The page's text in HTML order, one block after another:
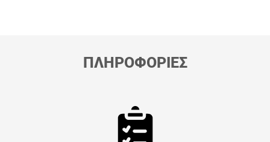
ΠΛΗΡΟΦΟΡΙΕΣ